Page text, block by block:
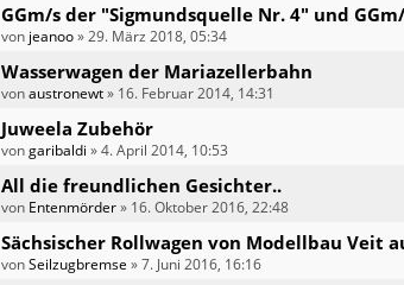
GGm/s der "Sigmundsquelle Nr. 4" und
von jeanoo»29. März 2018, 05:34
Wasserwagen der Mariazellerbahn
vonaustronewt» 16. Februar 2014, 14:31
Juweela Zubehör
vongaribaldi »4. April 2014, 10:53
All die freundlichen Gesichter..
von Entenmörder» 16. Oktober 2016, 22:48
Sächsischer Rollwagen von Modellbau Veit
vonSeilzugbremse »7. Juni 2016, 16:16